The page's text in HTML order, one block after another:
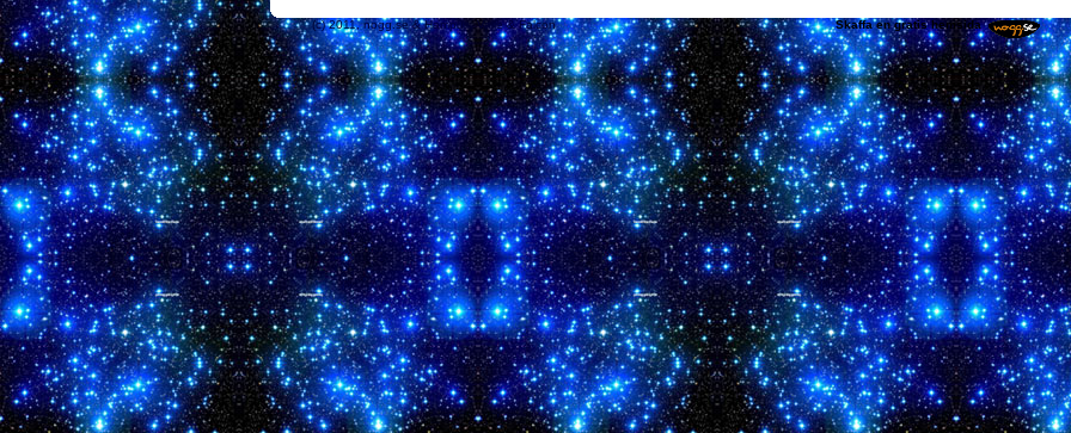
(c) 2011, nogg.se & Hampus, Valle & Falcon Skaffa en gratis hemsida